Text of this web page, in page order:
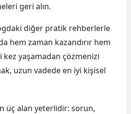
geri alın.
diğer pratik rehberlerle
hem zaman kazandırır hem
kez yaşamadan çözmenizi
uzun vadede en iyi kişisel
üç alan yeterlidir: sorun,